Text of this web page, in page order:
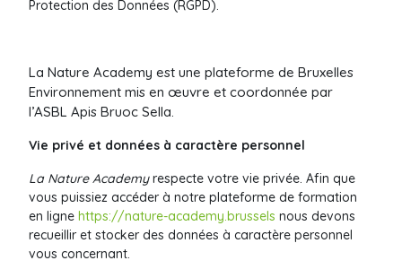
Protection des Données (RGPD).
La Nature Academy est une plateforme de Bruxelles
Environnement mis en œuvre et coordonnée par
l’ASBL Apis Bruoc Sella.
Vie privé et données à caractère personnel
La Nature Academyrespecte votre vie privée. Afin que
vous puissiez accéder à notre plateforme de formation
en ligne https://nature-academy.brussels nous devons
recueillir et stocker des données à caractère personnel
vous concernant.